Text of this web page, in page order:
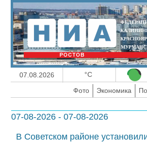
07.08.2026 °C
Фото
Экономика
07-08-2026 - 07-08-2026
В Советском районе